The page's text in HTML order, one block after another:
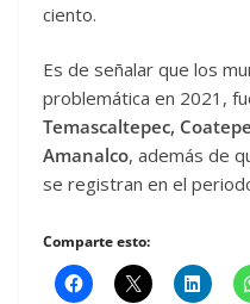
ciento.
Es de señalar que los
problemática en 2021,
Temascaltepec,
Amanalco, además de
se registran en el
Comparte esto: